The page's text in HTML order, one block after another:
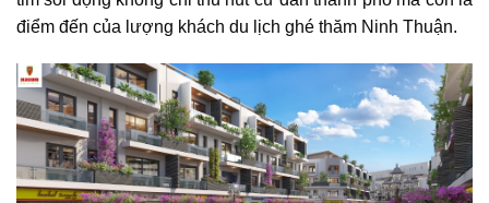
điểm đến của lượng khách du lịch ghé thăm Ninh Thuận.